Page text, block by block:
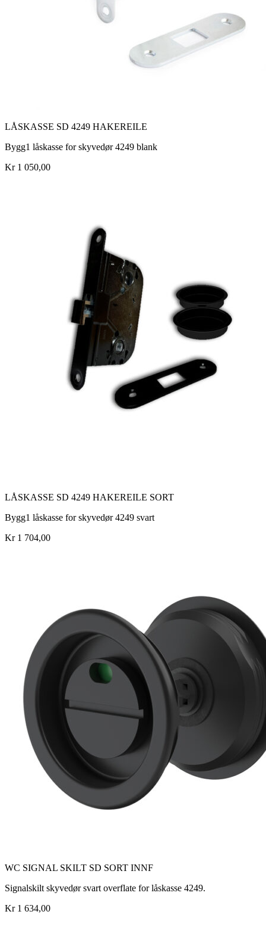
LÅSKASSE SD 4249 HAKEREILE
Bygg1 låskasse for skyvedør 4249 blank
Kr 1 050,00
LÅSKASSE SD 4249 HAKEREILE SORT
Bygg1 låskasse for skyvedør 4249 svart
Kr 1 704,00
WC SIGNAL SKILT SD SORT INNF
Signalskilt skyvedør svart overflate for låskasse 4249.
Kr 1 634,00